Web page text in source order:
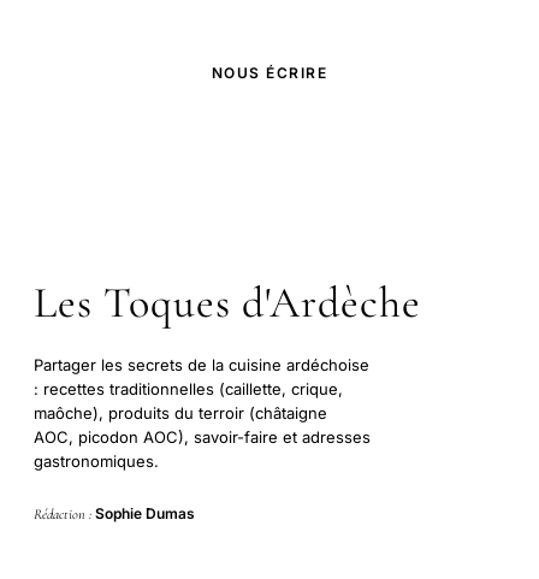
NOUS ÉCRIRE
Les Toques d'Ardèche
Partager les secrets de la cuisine ardéchoise
: recettes traditionnelles (caillette, crique,
maôche), produits du terroir (châtaigne
AOC, picodon AOC), savoir-faire et adresses
gastronomiques.
Rédaction : Sophie Dumas